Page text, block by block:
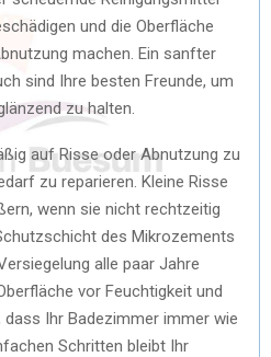
und die Oberfläche
machen. Ein sanfter
sind Ihre besten Freunde, um
zu halten.
auf Risse oder Abnutzung zu
zu reparieren. Kleine Risse
wenn sie nicht rechtzeitig
des Mikrozements
alle paar Jahre
vor Feuchtigkeit und
Ihr Badezimmer immer wie
Schritten bleibt Ihr